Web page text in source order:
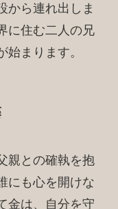
から連れ出しま
に住む二人の兄
まります。
親との確執を抱
にも心を開けな
金は、自分を守